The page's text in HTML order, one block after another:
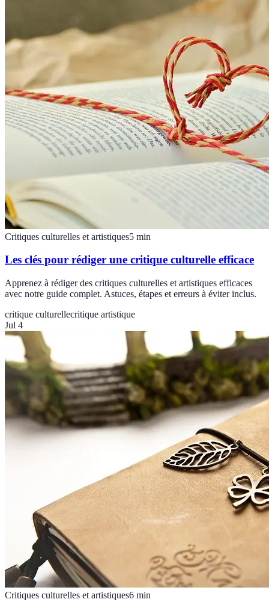
Critiques culturelles et artistiques5 min
Les clés pour rédiger une critique culturelle efficace
Apprenez à rédiger des critiques culturelles et artistiques efficaces
avec notre guide complet. Astuces, étapes et erreurs à éviter inclus.
critique culturellecritique artistique
Jul 4
Critiques culturelles et artistiques6 min